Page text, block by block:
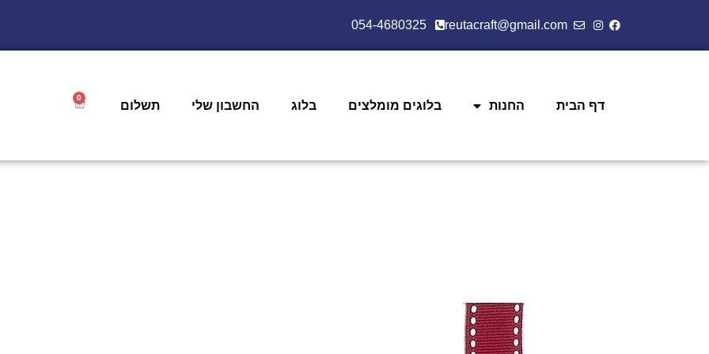
reutacraft@gmail.com
054-4680325
דף הבית החנות בלוגים מומלצים בלוג החשבון שלי תשלום
0